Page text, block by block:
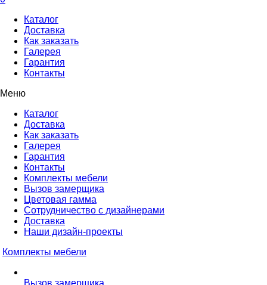
Каталог
Доставка
Как заказать
Галерея
Гарантия
Контакты
Меню
Каталог
Доставка
Как заказать
Галерея
Гарантия
Контакты
Комплекты мебели
Вызов замерщика
Цветовая гамма
Сотрудничество с дизайнерами
Доставка
Наши дизайн-проекты
Комплекты мебели
Вызов замерщика